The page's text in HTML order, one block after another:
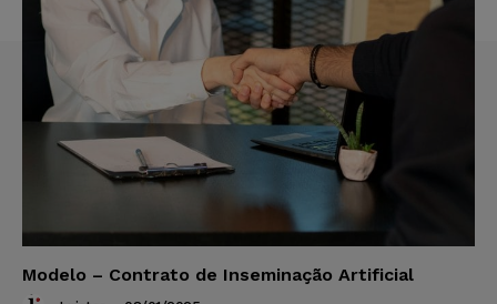
Modelo – Contrato de Inseminação Artificial